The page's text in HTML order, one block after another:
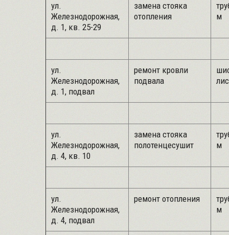
ул.
Железнодорожная,
д. 1, кв. 25-29
замена стояка
отопления
м
ул.
Железнодорожная,
д. 1, подвал
ремонт кровли
подвала
ул.
Железнодорожная,
д. 4, кв. 10
замена стояка
полотенцесушит
м
ул.
Железнодорожная,
д. 4, подвал
ремонт отопления
м